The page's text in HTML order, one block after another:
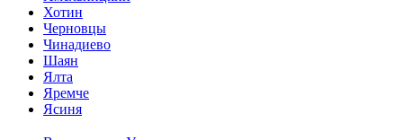
Хотин
Черновцы
Чинадиево
Шаян
Ялта
Яремче
Ясиня